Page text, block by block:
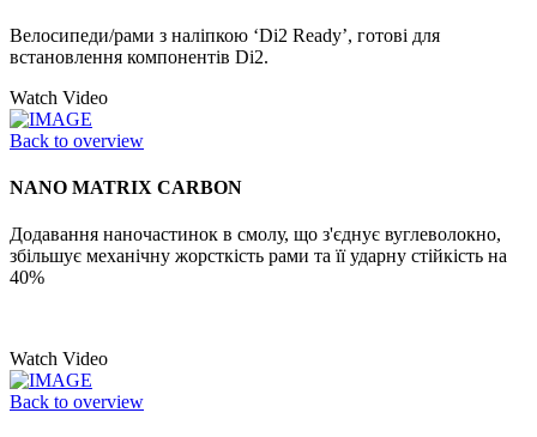
Велосипеди/рами з наліпкою ‘Di2 Ready’, готові для
встановлення компонентів Di2.
Watch Video
Back to overview
NANO MATRIX CARBON
Додавання наночастинок в смолу, що з'єднує вуглеволокно,
збільшує механічну жорсткість рами та її ударну стійкість на
40%
Watch Video
Back to overview